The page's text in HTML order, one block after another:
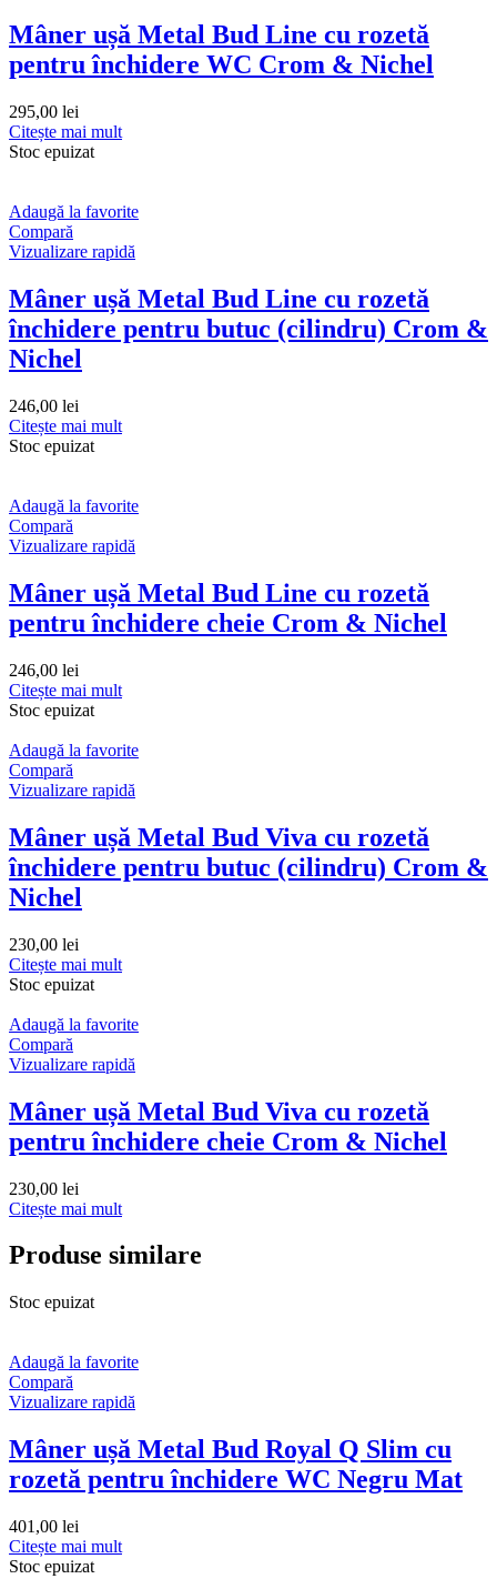
Mâner ușă Metal Bud Line cu rozetă
pentru închidere WC Crom & Nichel
295,00 lei
Citește mai mult
Stoc epuizat
Adaugă la favorite
Compară
Vizualizare rapidă
Mâner ușă Metal Bud Line cu rozetă
închidere pentru butuc (cilindru) Crom &
Nichel
246,00 lei
Citește mai mult
Stoc epuizat
Adaugă la favorite
Compară
Vizualizare rapidă
Mâner ușă Metal Bud Line cu rozetă
pentru închidere cheie Crom & Nichel
246,00 lei
Citește mai mult
Stoc epuizat
Adaugă la favorite
Compară
Vizualizare rapidă
Mâner ușă Metal Bud Viva cu rozetă
închidere pentru butuc (cilindru) Crom &
Nichel
230,00 lei
Citește mai mult
Stoc epuizat
Adaugă la favorite
Compară
Vizualizare rapidă
Mâner ușă Metal Bud Viva cu rozetă
pentru închidere cheie Crom & Nichel
230,00 lei
Citește mai mult
Produse similare
Stoc epuizat
Adaugă la favorite
Compară
Vizualizare rapidă
Mâner ușă Metal Bud Royal Q Slim cu
rozetă pentru închidere WC Negru Mat
401,00 lei
Citește mai mult
Stoc epuizat